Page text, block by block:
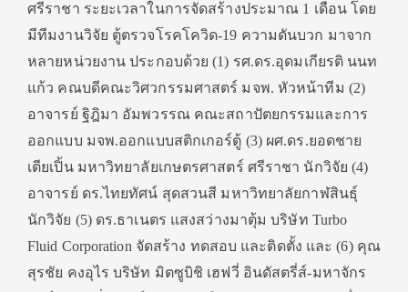
ศรีราชา ระยะเวลาในการจัดสร้างประมาณ 1 เดือน โดย
มีทีมงานวิจัย ตู้ตรวจโรคโควิด-19 ความดันบวก มาจาก
หลายหน่วยงาน ประกอบด้วย (1) รศ.ดร.อุดมเกียรติ นนท
แก้ว คณบดีคณะวิศวกรรมศาสตร์ มจพ. หัวหน้าทีม (2)
อาจารย์ ฐิฎิมา อัมพวรรณ คณะสถาปัตยกรรมและการ
ออกแบบ มจพ.ออกแบบสติกเกอร์ตู้ (3) ผศ.ดร.ยอดชาย
เตียเปิ้น มหาวิทยาลัยเกษตรศาสตร์ ศรีราชา นักวิจัย (4)
อาจารย์ ดร.ไทยทัศน์ สุดสวนสี มหาวิทยาลัยกาฬสินธุ์
นักวิจัย (5) ดร.ธาเนตร แสงสว่างมาตุ้ม บริษัท Turbo
Fluid Corporation จัดสร้าง ทดสอบ และติดตั้ง และ (6) คุณ
สุรชัย คงอุไร บริษัท มิตซูบิชิ เฮฟวี่ อินดัสตรี่ส์-มหาจักร